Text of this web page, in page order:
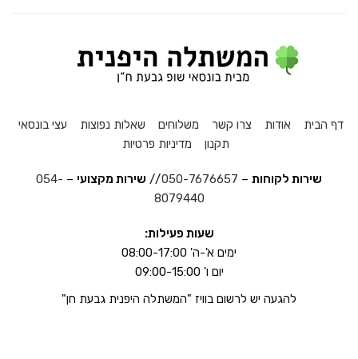
דף הבית אודות צרו קשר משלוחים שאלות נפוצות
עצי בונסאי
תקנון
מדיניות פרטיות
שירות לקוחות –
050-7676657
// שירות מקצועי –
054-
8079440
שעות פעילות:
ימים א'-ה' 08:00-17:00
יום ו' 09:00-15:00
להגעה יש לרשום בוויז "המשתלה היפנית גבעת חן"